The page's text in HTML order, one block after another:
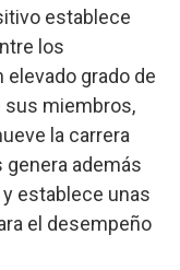
establece
los
grado de
sus miembros,
la carrera
además
establece unas
el desempeño